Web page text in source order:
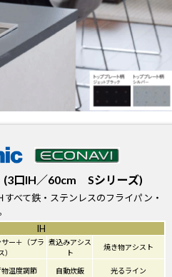
口IH／60cm Sシリーズ)
べて鉄・ステンレスのフライパン・
IH
ー＋（プラ
）
煮込みアシス
ト
焼き物アシスト
温度調節 自動炊飯 光るライン